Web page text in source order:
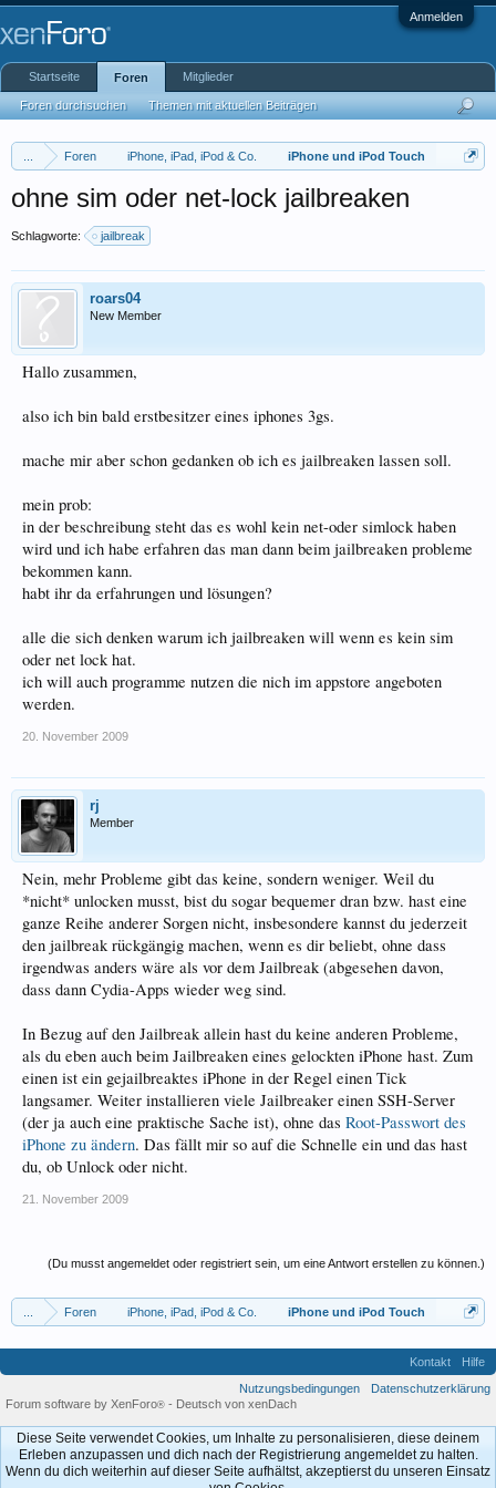
Anmelden
Foren iPhone, iPad, iPod & Co. iPhone und iPod Touch
ohne sim oder net-lock jailbreaken
Schlagworte: jailbreak
roars04
New Member
Hallo zusammen,
also ich bin bald erstbesitzer eines iphones 3gs.
mache mir aber schon gedanken ob ich es jailbreaken lassen soll.
mein prob:
in der beschreibung steht das es wohl kein net-oder simlock haben
wird und ich habe erfahren das man dann beim jailbreaken probleme
bekommen kann.
habt ihr da erfahrungen und lösungen?
alle die sich denken warum ich jailbreaken will wenn es kein sim
oder net lock hat.
ich will auch programme nutzen die nich im appstore angeboten
werden.
20. November 2009
rj
Member
Nein, mehr Probleme gibt das keine, sondern weniger. Weil du
*nicht* unlocken musst, bist du sogar bequemer dran bzw. hast eine
ganze Reihe anderer Sorgen nicht, insbesondere kannst du jederzeit
den jailbreak rückgängig machen, wenn es dir beliebt, ohne dass
irgendwas anders wäre als vor dem Jailbreak (abgesehen davon,
dass dann Cydia-Apps wieder weg sind.
In Bezug auf den Jailbreak allein hast du keine anderen Probleme,
als du eben auch beim Jailbreaken eines gelockten iPhone hast. Zum
einen ist ein gejailbreaktes iPhone in der Regel einen Tick
langsamer. Weiter installieren viele Jailbreaker einen SSH-Server
(der ja auch eine praktische Sache ist), ohne das Root-Passwort des
iPhone zu ändern. Das fällt mir so auf die Schnelle ein und das hast
du, ob Unlock oder nicht.
21. November 2009
(Du musst angemeldet oder registriert sein, um eine Antwort erstellen zu können.)
Foren iPhone, iPad, iPod & Co. iPhone und iPod Touch
Startseite Foren
Foren durchsuchen Themen mit aktuellen Beiträgen
Mitglieder
Kontakt
Hilfe
Nutzungsbedingungen
Datenschutzerklärung
Forum software by XenForo® - Deutsch von xenDach
Diese Seite verwendet Cookies, um Inhalte zu personalisieren, diese deinem
Erleben anzupassen und dich nach der Registrierung angemeldet zu halten.
Wenn du dich weiterhin auf dieser Seite aufhältst, akzeptierst du unseren Einsatz